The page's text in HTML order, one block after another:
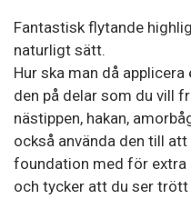
Fantastisk flytande
naturligt sätt.
Hur ska man då
den på delar som du vill
nästippen, hakan,
också använda den till
foundation med för extra
och tycker att du ser trött